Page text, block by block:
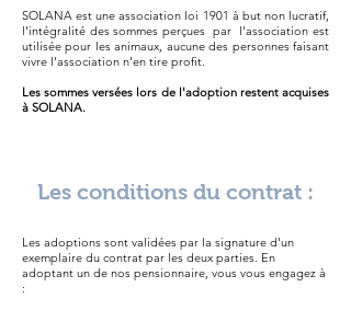
SOLANA est une association loi 1901 à but non lucratif,
l'intégralité des sommes perçues par l'association est
utilisée pour les animaux, aucune des personnes faisant
vivre l'association n'en tire profit.
Les sommes versées lors de l'adoption restent acquises
à SOLANA.
Les conditions du contrat :
Les adoptions sont validées par la signature d'un
exemplaire du contrat par les deux parties. En
adoptant un de nos pensionnaire, vous vous engagez à
: